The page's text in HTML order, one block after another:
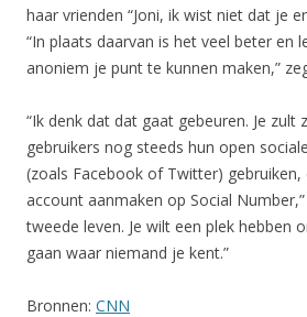
haar vrienden “Joni, ik wist niet dat je
“In plaats daarvan is het veel beter en
anoniem je punt te kunnen maken,”
“Ik denk dat dat gaat gebeuren. Je zult
gebruikers nog steeds hun open
(zoals Facebook of Twitter) gebruiken,
account aanmaken op Social
tweede leven. Je wilt een plek hebben
gaan waar niemand je kent.”
Bronnen: CNN